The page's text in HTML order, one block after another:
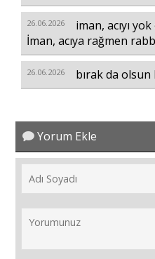
26.06.2026
iman, acıyı
İman, acıya rağmen
26.06.2026 bırak da olsun
Yorum Ekle